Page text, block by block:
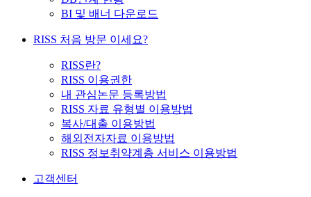
BI 및 배너 다운로드
RISS 처음 방문 이세요?
RISS란?
RISS 이용권한
내 관심논문 등록방법
RISS 자료 유형별 이용방법
복사/대출 이용방법
해외전자자료 이용방법
RISS 정보취약계층 서비스 이용방법
고객센터